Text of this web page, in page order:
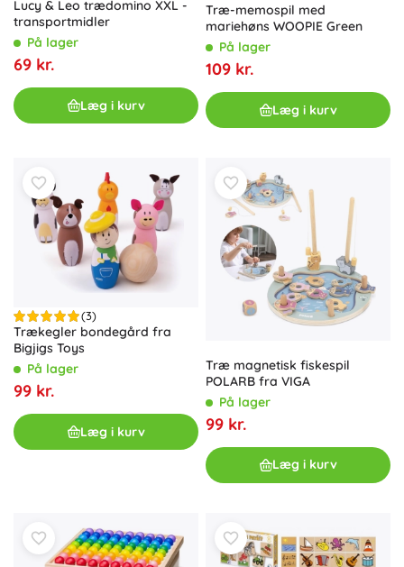
Lucy & Leo trædomino XXL -
transportmidler
På lager
69 kr.
Læg i kurv
Træ-memospil med
mariehøns WOOPIE Green
På lager
109 kr.
Læg i kurv
(3)
Trækegler bondegård fra
Bigjigs Toys
På lager
99 kr.
Læg i kurv
Træ magnetisk fiskespil
POLARB fra VIGA
På lager
99 kr.
Læg i kurv